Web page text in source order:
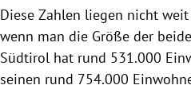
Diese Zahlen liegen nicht weit
wenn man die Größe der
Südtirol hat rund 531.000
seinen rund 754.000